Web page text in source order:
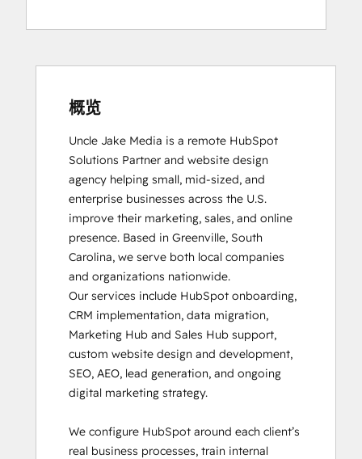
概览
Uncle Jake Media is a remote HubSpot
Solutions Partner and website design
agency helping small, mid-sized, and
enterprise businesses across the U.S.
improve their marketing, sales, and online
presence. Based in Greenville, South
Carolina, we serve both local companies
and organizations nationwide.
Our services include HubSpot onboarding,
CRM implementation, data migration,
Marketing Hub and Sales Hub support,
custom website design and development,
SEO, AEO, lead generation, and ongoing
digital marketing strategy.
We configure HubSpot around each client’s
real business processes, train internal